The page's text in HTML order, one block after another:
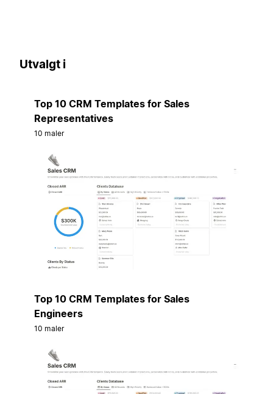
Utvalgt i
Top 10 CRM Templates for Sales
Representatives
10 maler
Top 10 CRM Templates for Sales
Engineers
10 maler